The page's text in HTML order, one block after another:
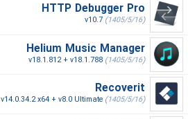
HTTP Debugger Pro
v10.7 (1405/5/16)
Helium Music Manager
v18.1.812 + v18.1.788 (1405/5/16)
Recoverit
v14.0.34.2 x64 + v8.0 Ultimate (1405/5/16)